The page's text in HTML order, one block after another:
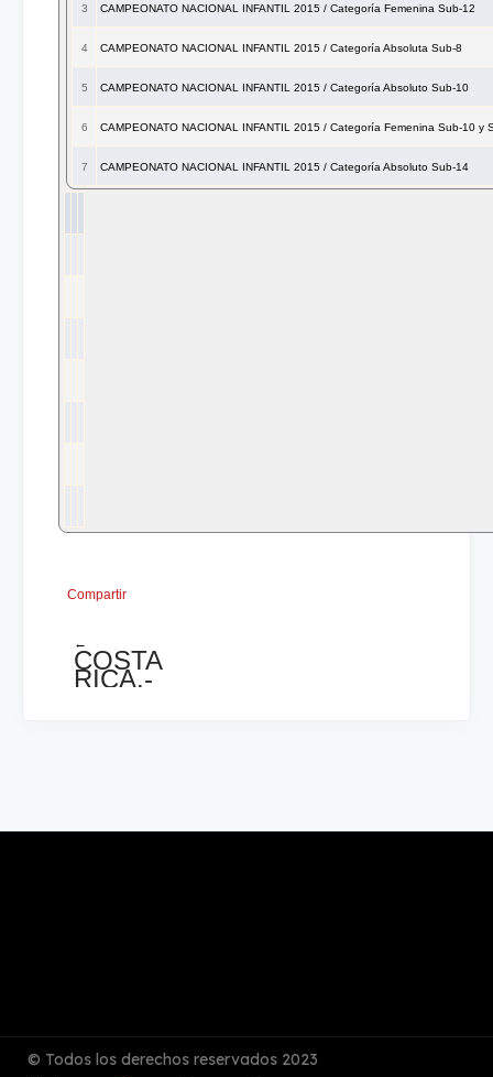
3 CAMPEONATO NACIONAL INFANTIL 2015 / Categoría Femenina Sub-12
4 CAMPEONATO NACIONAL INFANTIL 2015 / Categoría Absoluta Sub-8
5 CAMPEONATO NACIONAL INFANTIL 2015 / Categoría Absoluto Sub-10
6 CAMPEONATO NACIONAL INFANTIL 2015 / Categoría Femenina Sub-10 y
7 CAMPEONATO NACIONAL INFANTIL 2015 / Categoría Absoluto Sub-14
Compartir
←
COSTA
RICA.-
© Todos los derechos reservados 2023